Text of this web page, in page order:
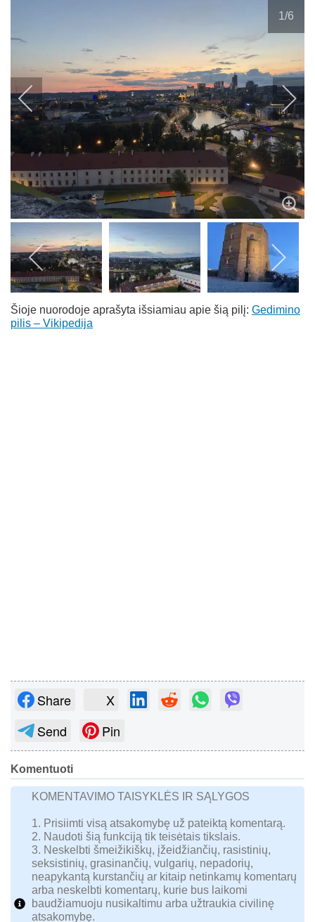
1/6
Šioje nuorodoje aprašyta išsiamiau apie šią pilį: Gedimino
pilis – Vikipedija
Share
X
Send
Pin
Komentuoti
KOMENTAVIMO TAISYKLĖS IR SĄLYGOS
1. Prisiimti visą atsakomybę už pateiktą komentarą.
2. Naudoti šią funkciją tik teisėtais tikslais.
3. Neskelbti šmeižikiškų, įžeidžiančių, rasistinių,
seksistinių, grasinančių, vulgarių, nepadorių,
neapykantą kurstančių ar kitaip netinkamų komentarų
arba neskelbti komentarų, kurie bus laikomi
baudžiamuoju nusikaltimu arba užtraukia civilinę
atsakomybę.